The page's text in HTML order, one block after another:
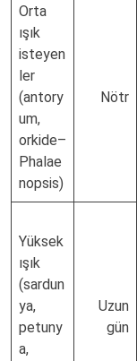
Orta
ışık
isteyen
ler
(antory
um,
orkide–
Phalae
nopsis)
Nötr
Yüksek
ışık
(sardun
ya,
petuny
a,
Uzun
gün